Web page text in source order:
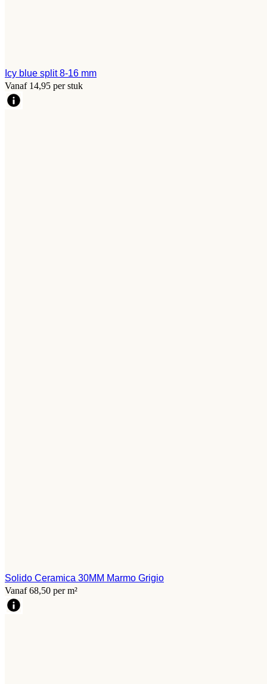
Icy blue split 8-16 mm
Vanaf 14,95 per stuk
Solido Ceramica 30MM Marmo Grigio
Vanaf 68,50 per m²